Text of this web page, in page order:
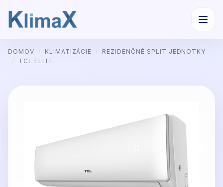
na
DOMOV / KLIMATIZÁCIE /
REZIDENČNÉ SPLIT JEDNOTKY
TCL ELITE